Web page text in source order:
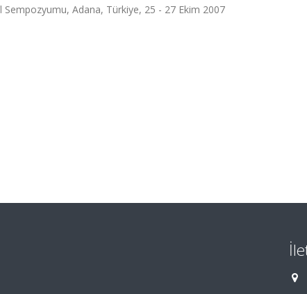
Adana, Türkiye, 25 - 27 Ekim 2007